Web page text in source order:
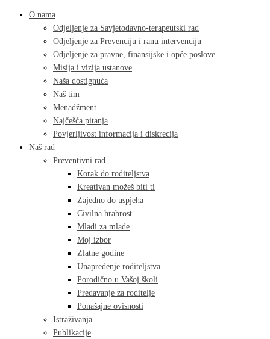
O nama
Odjeljenje za Savjetodavno-terapeutski rad
Odjeljenje za Prevenciju i ranu intervenciju
Odjeljenje za pravne, finansijske i opće poslove
Misija i vizija ustanove
Naša dostignuća
Naš tim
Menadžment
Najčešća pitanja
Povjerljivost informacija i diskrecija
Naš rad
Preventivni rad
Korak do roditeljstva
Kreativan možeš biti ti
Zajedno do uspjeha
Civilna hrabrost
Mladi za mlade
Moj izbor
Zlatne godine
Unapređenje roditeljstva
Porodično u Vašoj školi
Predavanje za roditelje
Ponašajne ovisnosti
Istraživanja
Publikacije